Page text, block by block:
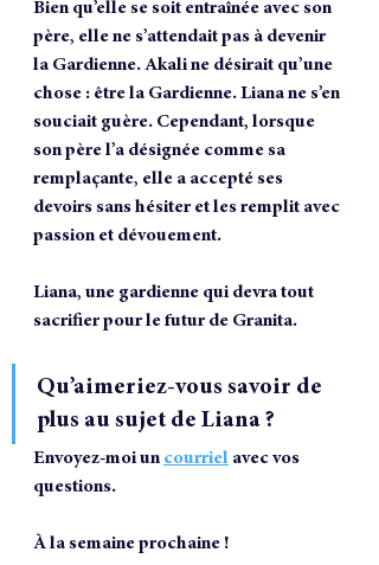
Bien qu’elle se soit entraînée avec son
père, elle ne s’attendait pas à devenir
la Gardienne. Akali ne désirait qu’une
chose : être la Gardienne. Liana ne s’en
souciait guère. Cependant, lorsque
son père l’a désignée comme sa
remplaçante, elle a accepté ses
devoirs sans hésiter et les remplit avec
passion et dévouement.
Liana, une gardienne qui devra tout
sacrifier pour le futur de Granita.
Qu’aimeriez-vous savoir de
plus au sujet de Liana ?
Envoyez-moi un courriel avec vos
questions.
À la semaine prochaine !